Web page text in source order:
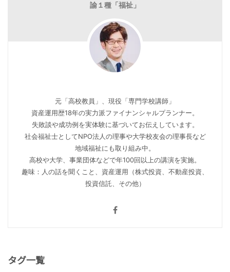
諭１種「福祉」
元「高校教員」、現役「専門学校講師」
資産運用歴18年の実力派ファイナンシャルプランナー。
失敗談や成功例を実体験に基づいてお伝えしています。
社会福祉士としてNPO法人の理事や大学校友会の理事長など
地域福祉にも取り組み中。
高校や大学、事業団体などで年100回以上の講演を実施。
趣味：人の話を聞くこと、資産運用（株式投資、不動産投資、
投資信託、その他）
タグ一覧